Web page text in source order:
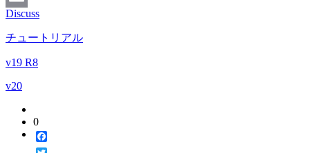
Email
Discuss
チュートリアル
v19 R8
v20
0